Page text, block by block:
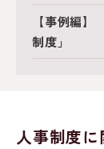
【事例編
制度」
人事制度